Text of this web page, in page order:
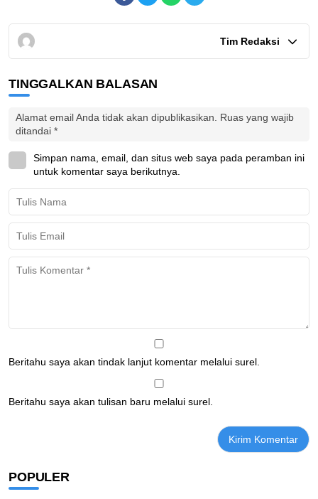
Tim Redaksi
TINGGALKAN BALASAN
Alamat email Anda tidak akan dipublikasikan. Ruas yang wajib
ditandai *
Simpan nama, email, dan situs web saya pada peramban ini
untuk komentar saya berikutnya.
Beritahu saya akan tindak lanjut komentar melalui surel.
Beritahu saya akan tulisan baru melalui surel.
POPULER